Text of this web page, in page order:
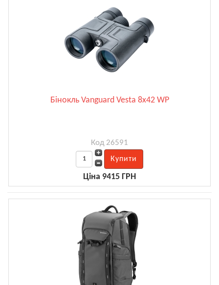
Бінокль Vanguard Vesta 8x42 WP
Код 26591
Ціна 9415 ГРН